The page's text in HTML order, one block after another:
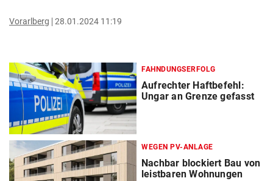
Vorarlberg 28.01.2024 11:19
FAHNDUNGSERFOLG
Aufrechter Haftbefehl:
Ungar an Grenze gefasst
WEGEN PV-ANLAGE
Nachbar blockiert Bau von
leistbaren Wohnungen